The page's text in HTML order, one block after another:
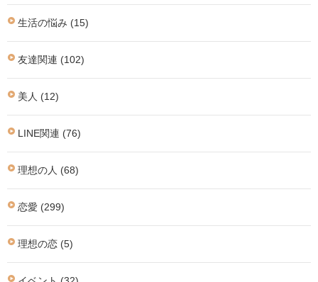
生活の悩み (15)
友達関連 (102)
美人 (12)
LINE関連 (76)
理想の人 (68)
恋愛 (299)
理想の恋 (5)